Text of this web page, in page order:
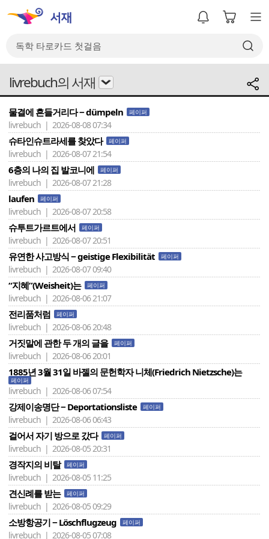
livrebuch의 서재
물결에 흔들거리다 − dümpeln 페이퍼
livrebuch | 2026-08-08 07:34
슈타인슈트라세를 찾았다 페이퍼
livrebuch | 2026-08-07 21:54
6층의 나의 집 발코니에 페이퍼
livrebuch | 2026-08-07 21:28
laufen 페이퍼
livrebuch | 2026-08-07 20:58
슈투트가르트에서 페이퍼
livrebuch | 2026-08-07 20:51
유연한 사고방식 − geistige Flexibilität 페이퍼
livrebuch | 2026-08-07 09:40
“지혜”(Weisheit)는 페이퍼
livrebuch | 2026-08-06 21:07
전리품처럼 페이퍼
livrebuch | 2026-08-06 20:48
거짓말에 관한 두 개의 글을 페이퍼
livrebuch | 2026-08-06 20:01
1885년 3월 31일 바젤의 문헌학자 니체(Friedrich Nietzsche)는
페이퍼
livrebuch | 2026-08-06 07:54
강제이송명단 − Deportationsliste 페이퍼
livrebuch | 2026-08-06 06:43
걸어서 자기 방으로 갔다 페이퍼
livrebuch | 2026-08-05 20:31
경작지의 비탈 페이퍼
livrebuch | 2026-08-05 11:25
견신례를 받는 페이퍼
livrebuch | 2026-08-05 09:29
소방항공기 − Löschflugzeug 페이퍼
livrebuch | 2026-08-05 07:08